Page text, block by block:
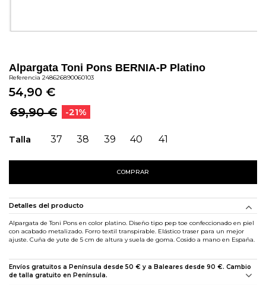
Alpargata Toni Pons BERNIA-P Platino
Referencia 248626890060103
54,90 €
69,90 €
-21%
Talla 37 38 39 40 41
COMPRAR
Detalles del producto
Alpargata de Toni Pons en color platino. Diseño tipo pep toe confeccionado en piel
con acabado metalizado. Forro textil transpirable. Elástico traser para un mejor
ajuste. Cuña de yute de 5 cm de altura y suela de goma. Cosido a mano en España.
Envíos gratuitos a Península desde 50 € y a Baleares desde 90 €. Cambio
de talla gratuito en Península.